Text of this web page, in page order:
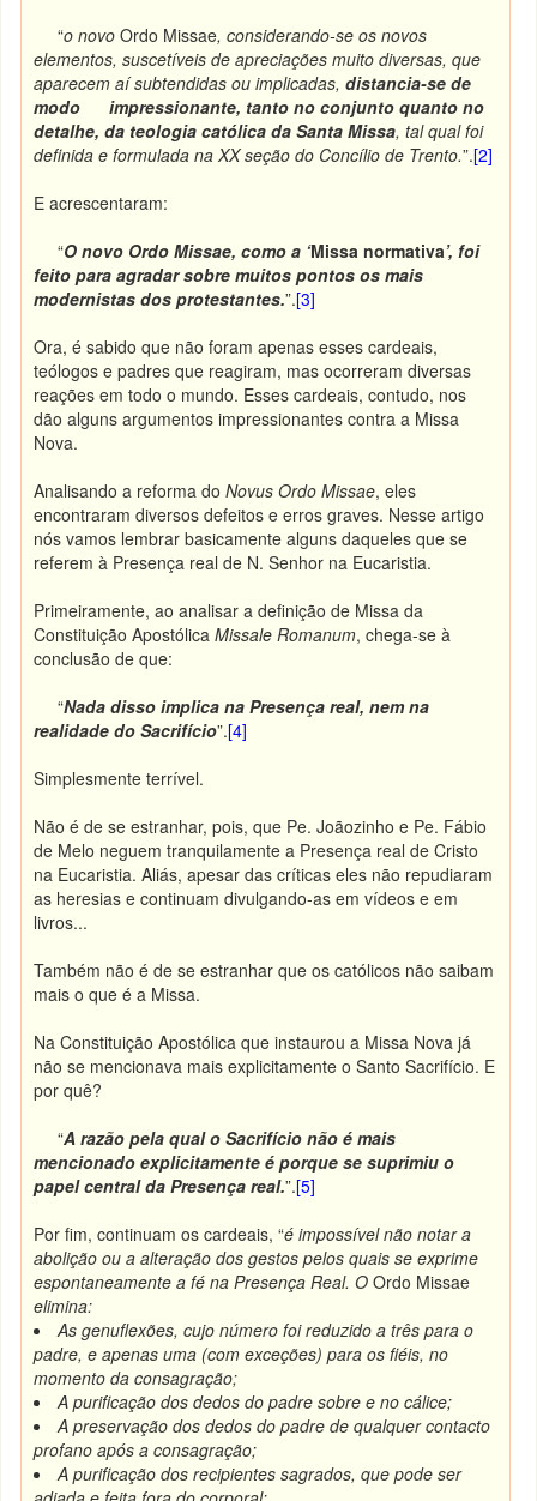
“o novoOrdo Missae, considerando-se os novos
elementos, suscetíveis de apreciações muito diversas, que
aparecem aí subtendidas ou implicadas,distancia-se de
modo impressionante, tanto no conjunto quanto no
detalhe, da teologia católica da Santa Missa, tal qual foi
definida e formulada na XX seção do Concílio de Trento.”.[2]
E acrescentaram:
“O novo Ordo Missae, como a ‘Missa normativa’, foi
feito para agradar sobre muitos pontos os mais
modernistas dos protestantes.”.[3]
Ora, é sabido que não foram apenas esses cardeais,
teólogos e padres que reagiram, mas ocorreram diversas
reações em todo o mundo. Esses cardeais, contudo, nos
dão alguns argumentos impressionantes contra a Missa
Nova.
Analisando a reforma doNovus Ordo Missae, eles
encontraram diversos defeitos e erros graves. Nesse artigo
nós vamos lembrar basicamente alguns daqueles que se
referem à Presença real de N. Senhor na Eucaristia.
Primeiramente, ao analisar a definição de Missa da
Constituição ApostólicaMissale Romanum, chega-se à
conclusão de que:
“Nada disso implica na Presença real, nem na
realidade do Sacrifício”.[4]
Simplesmente terrível.
Não é de se estranhar, pois, que Pe. Joãozinho e Pe. Fábio
de Melo neguem tranquilamente a Presença real de Cristo
na Eucaristia. Aliás, apesar das críticas eles não repudiaram
as heresias e continuam divulgando-as em vídeos e em
livros...
Também não é de se estranhar que os católicos não saibam
mais o que é a Missa.
Na Constituição Apostólica que instaurou a Missa Nova já
não se mencionava mais explicitamente o Santo Sacrifício. E
por quê?
“A razão pela qual o Sacrifício não é mais
mencionado explicitamente é porque se suprimiu o
papel central da Presença real.”.[5]
Por fim, continuam os cardeais, “é impossível não notar a
abolição ou a alteração dos gestos pelos quais se exprime
espontaneamente a fé na Presença Real. OOrdo Missae
elimina:
As genuflexões, cujo número foi reduzido a três para o
padre, e apenas uma (com exceções) para os fiéis, no
momento da consagração;
A purificação dos dedos do padre sobre e no cálice;
A preservação dos dedos do padre de qualquer contacto
profano após a consagração;
A purificação dos recipientes sagrados, que pode ser